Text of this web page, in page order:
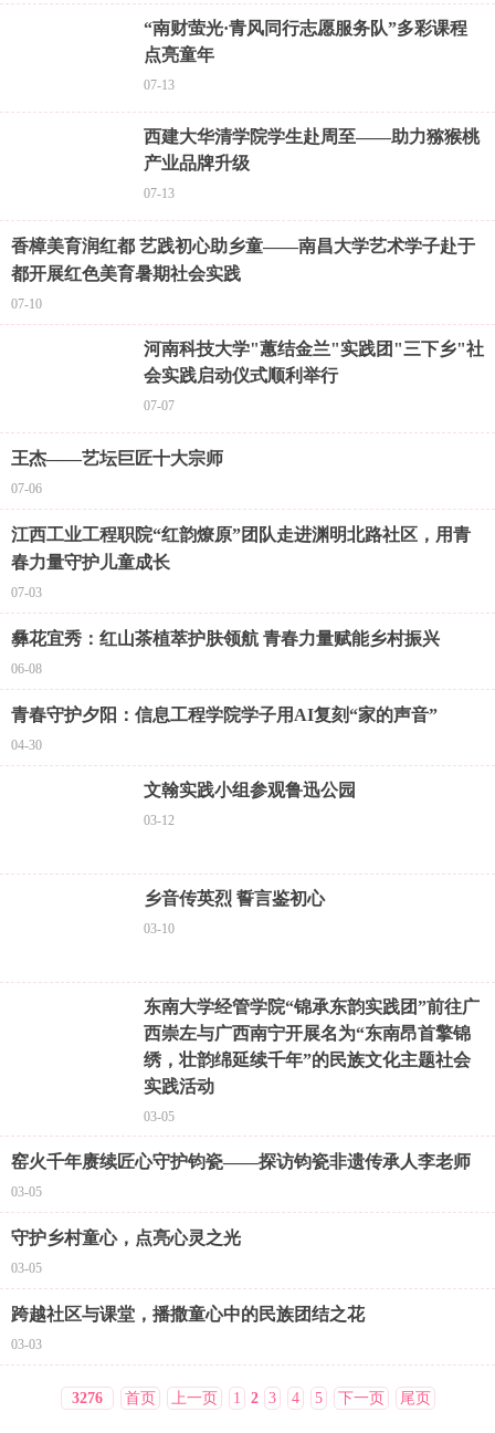
“南财萤光·青风同行志愿服务队”多彩课程
点亮童年
07-13
西建大华清学院学生赴周至——助力猕猴桃
产业品牌升级
07-13
香樟美育润红都 艺践初心助乡童——南昌大学艺术学子赴于
都开展红色美育暑期社会实践
07-10
河南科技大学"蕙结金兰"实践团"三下乡"社
会实践启动仪式顺利举行
07-07
王杰——艺坛巨匠十大宗师
07-06
江西工业工程职院“红韵燎原”团队走进渊明北路社区，用青
春力量守护儿童成长
07-03
彝花宜秀：红山茶植萃护肤领航 青春力量赋能乡村振兴
06-08
青春守护夕阳：信息工程学院学子用AI复刻“家的声音”
04-30
文翰实践小组参观鲁迅公园
03-12
乡音传英烈 誓言鉴初心
03-10
东南大学经管学院“锦承东韵实践团”前往广
西崇左与广西南宁开展名为“东南昂首擎锦
绣，壮韵绵延续千年”的民族文化主题社会
实践活动
03-05
窑火千年赓续匠心守护钧瓷——探访钧瓷非遗传承人李老师
03-05
守护乡村童心，点亮心灵之光
03-05
跨越社区与课堂，播撒童心中的民族团结之花
03-03
3276 首页 上一页 1 2 3 4 5 下一页 尾页